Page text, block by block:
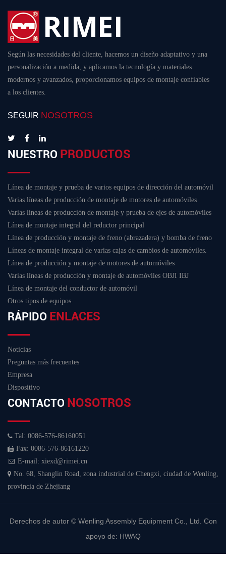
Según las necesidades del cliente, hacemos un diseño adaptativo y una
personalización a medida, y aplicamos la tecnología y materiales
modernos y avanzados, proporcionamos equipos de montaje confiables
a los clientes.
SEGUIR NOSOTROS
NUESTRO PRODUCTOS
Línea de montaje y prueba de varios equipos de dirección del automóvil
Varias líneas de producción de montaje de motores de automóviles
Varias líneas de producción de montaje y prueba de ejes de automóviles
Línea de montaje integral del reductor principal
Línea de producción y montaje de freno (abrazadera) y bomba de freno
Líneas de montaje integral de varias cajas de cambios de automóviles.
Línea de producción y montaje de motores de automóviles
Varias líneas de producción y montaje de automóviles OBJI IBJ
Línea de montaje del conductor de automóvil
Otros tipos de equipos
RÁPIDO ENLACES
Noticias
Preguntas más frecuentes
Empresa
Dispositivo
CONTACTO NOSOTROS
Tal: 0086-576-86160051
Fax: 0086-576-86161220
E-mail: xiexd@rimei.cn
No. 68, Shanglin Road, zona industrial de Chengxi, ciudad de Wenling,
provincia de Zhejiang
Derechos de autor © Wenling Assembly Equipment Co., Ltd. Con
apoyo de: HWAQ